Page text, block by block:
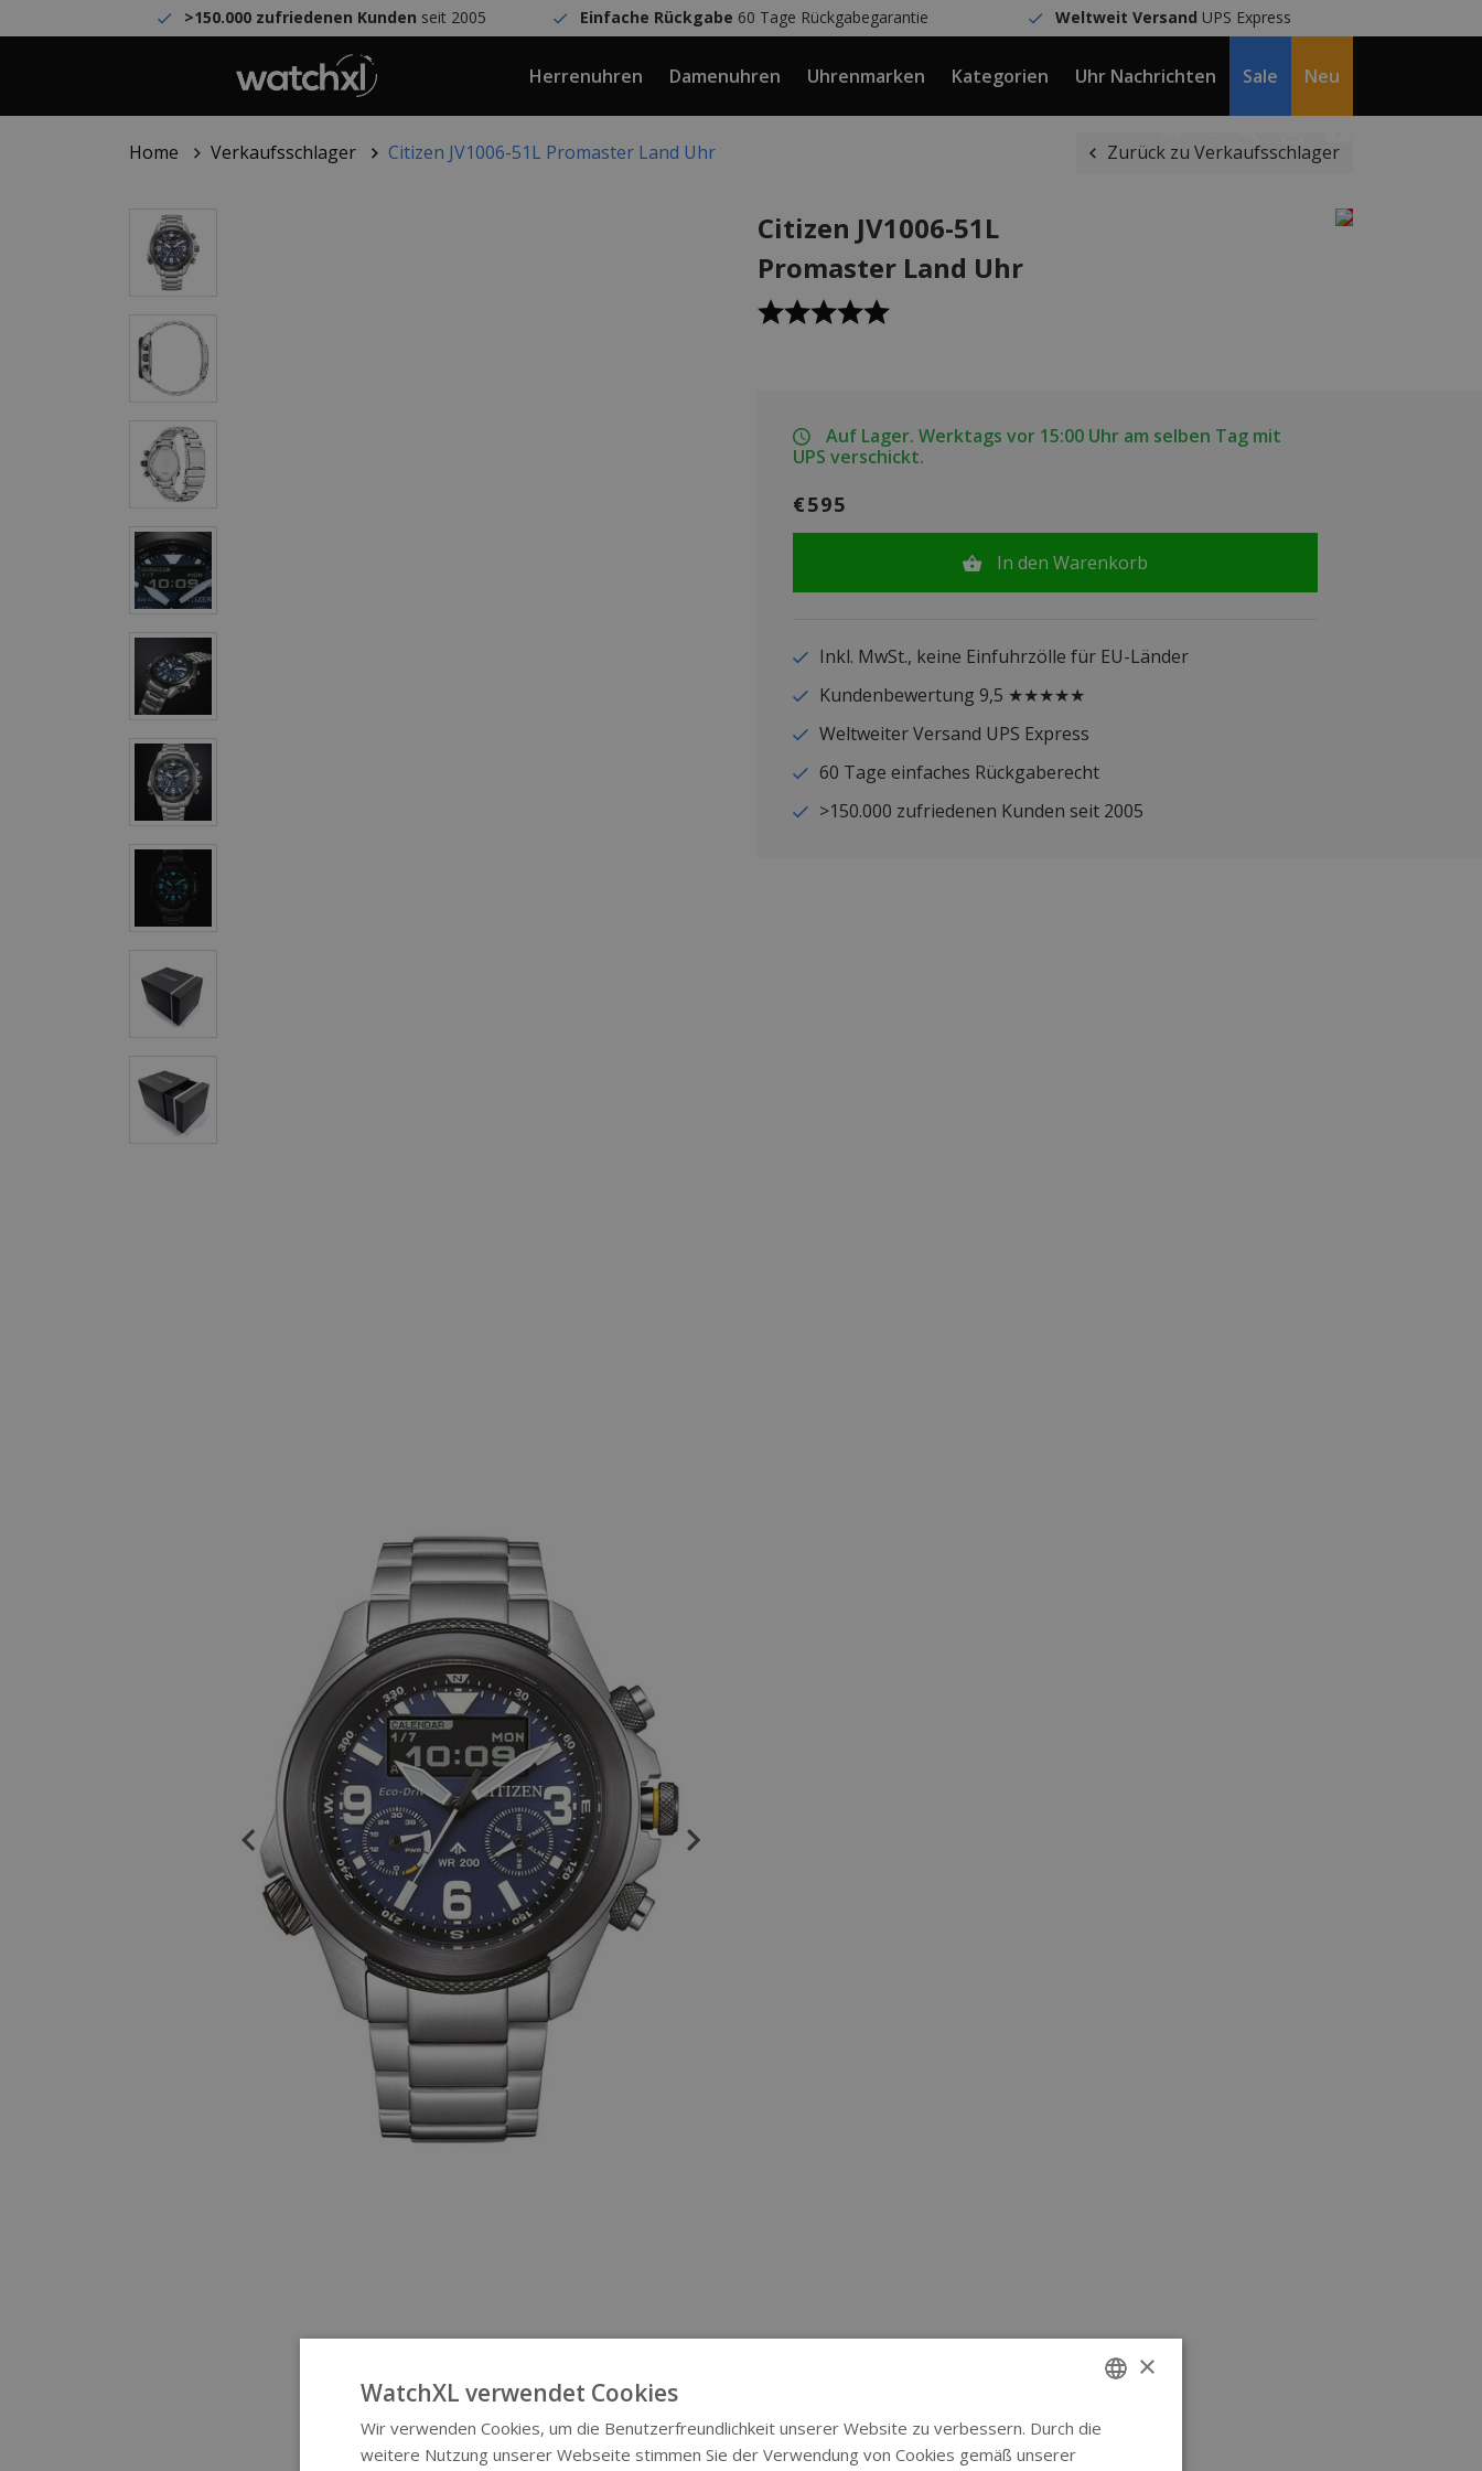
>150.000 zufriedenen Kunden seit 2005 Einfache Rückgabe 60 Tage Rückgabegarantie Weltweit Versand UPS Express
Herrenuhren Damenuhren Uhrenmarken Kategorien Uhr Nachrichten Sale Neu
Home Verkaufsschlager Citizen JV1006-51L Promaster Land Uhr Zurück zu Verkaufsschlager
Citizen JV1006-51L
Promaster Land Uhr
Auf Lager. Werktags vor 15:00 Uhr am selben Tag mit
UPS verschickt.
€595
In den Warenkorb
Inkl. MwSt., keine Einfuhrzölle für EU-Länder
Kundenbewertung 9,5 ★★★★★
Weltweiter Versand UPS Express
60 Tage einfaches Rückgaberecht
>150.000 zufriedenen Kunden seit 2005
ENGLISH
×
WatchXL verwendet Cookies
Wir verwenden Cookies, um die Benutzerfreundlichkeit unserer Website zu verbessern. Durch die
weitere Nutzung unserer Webseite stimmen Sie der Verwendung von Cookies gemäß unserer